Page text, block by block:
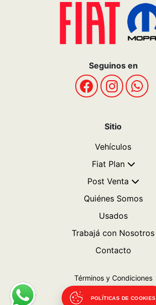
Seguinos en
Sitio
Vehículos
Fiat Plan
Post Venta
Quiénes Somos
Usados
Trabajá con Nosotros
Contacto
Términos y Condiciones
Politicas de privacidad
POLÍTICAS DE COOKIES